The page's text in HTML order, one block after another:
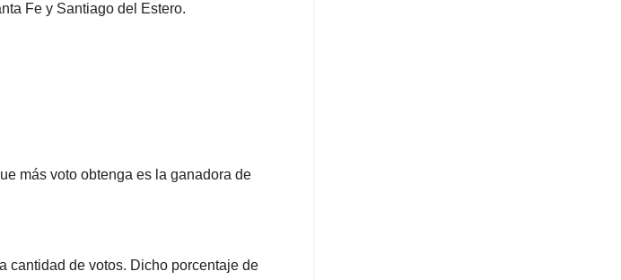
Fe y Santiago del Estero.
más voto obtenga es la ganadora de
cantidad de votos. Dicho porcentaje de